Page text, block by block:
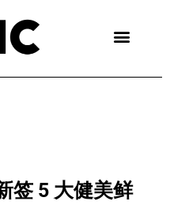
签 5 大健美鲜